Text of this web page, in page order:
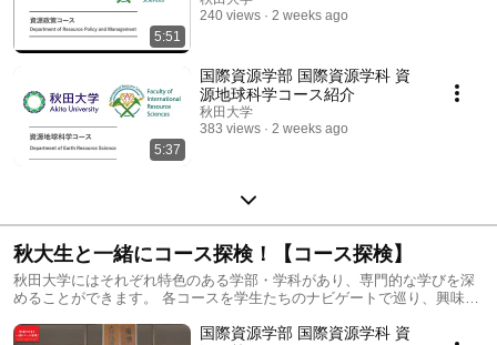
5:51
240 views
2 weeks ago
5:37
国際資源学部 国際資源学科 資
源地球科学コース紹介
秋田大学
383 views
2 weeks ago
秋大生と一緒にコース探検！【コース探検】
秋田大学にはそれぞれ特色のある学部・学科があり、専門的な学びを深
めることができます。 各コースを学生たちのナビゲートで巡り、興味の
国際資源学部 国際資源学科 資